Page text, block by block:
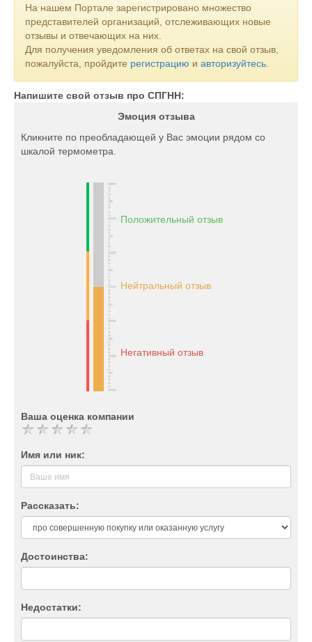
На нашем Портале зарегистрировано множество
представителей организаций, отслеживающих новые
отзывы и отвечающих на них.
Для получения уведомления об ответах на свой отзыв,
пожалуйста, пройдите регистрацию и авторизуйтесь
Напишите свой отзыв про СПГНН:
Эмоция отзыва
Кликните по преобладающей у Вас эмоции рядом со
шкалой термометра.
Положительный отзыв
Нейтральный отзыв
Негативный отзыв
Ваша оценка компании
Имя или ник:
Рассказать:
Достоинства:
Недостатки: